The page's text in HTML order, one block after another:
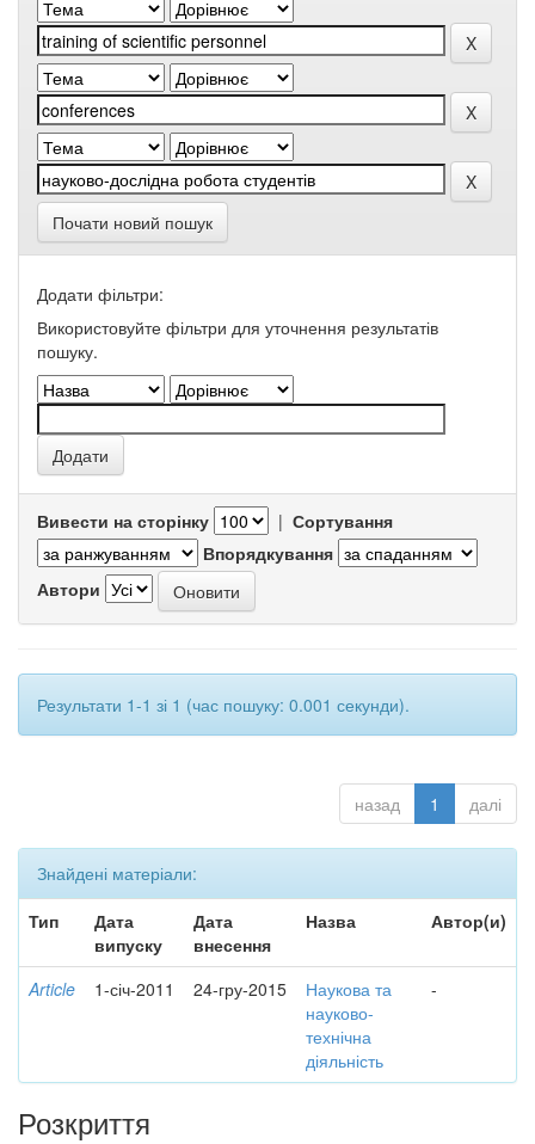
Почати новий пошук
Додати фільтри:
Використовуйте фільтри для уточнення результатів
пошуку.
Вивести на сторінку | Сортування
Впорядкування
Автори
Результати 1-1 зі 1 (час пошуку: 0.001 секунди).
назад 1 далі
Знайдені матеріали:
Тип
Дата
випуску
Дата
внесення
Назва Автор(и)
Article 1-січ-2011 24-гру-2015
Наукова та
науково-
технічна
діяльність
-
Розкриття